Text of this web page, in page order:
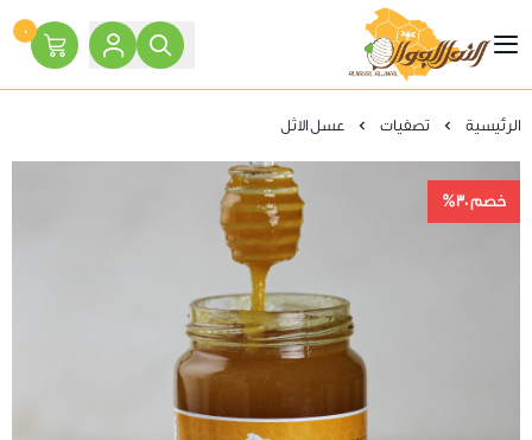
النحل الجوال
٠
الرئيسية تصفيات عسل الاثل
خصم 30%